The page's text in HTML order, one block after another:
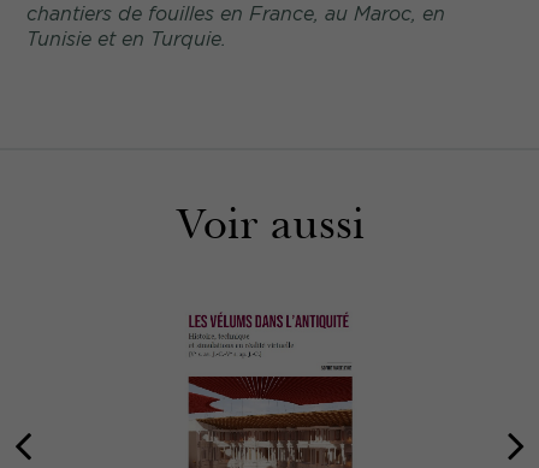
chantiers de fouilles en France, au Maroc, en
Tunisie et en Turquie.
Voir aussi